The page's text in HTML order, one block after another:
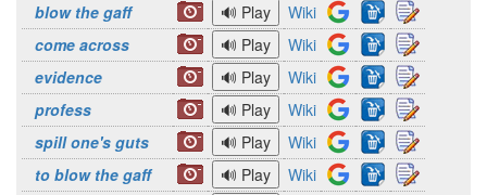
blow the gaff
Wiki
come across
Wiki
evidence
Wiki
profess
Wiki
spill one's guts
Wiki
to blow the gaff
Wiki